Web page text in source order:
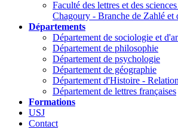
Faculté des lettres et des
Chagoury - Branche de Zahlé et
Départements
Département de sociologie et
Département de philosophie
Département de psychologie
Département de géographie
Département d'Histoire -
Département de lettres françaises
Formations
USJ
Contact